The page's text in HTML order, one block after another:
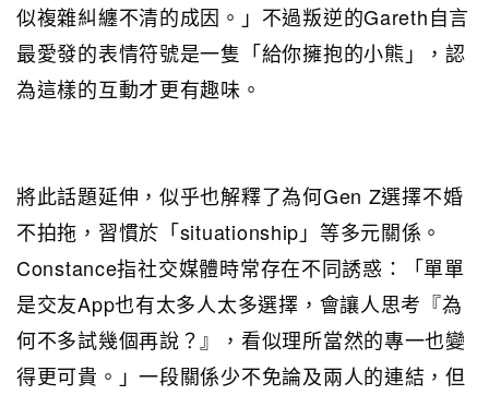
似複雜糾纏不清的成因。」不過叛逆的Gareth自言
最愛發的表情符號是一隻「給你擁抱的小熊」，認
為這樣的互動才更有趣味。
將此話題延伸，似乎也解釋了為何Gen Z選擇不婚
不拍拖，習慣於「situationship」等多元關係。
Constance指社交媒體時常存在不同誘惑：「單單
是交友App也有太多人太多選擇，會讓人思考『為
何不多試幾個再說？』，看似理所當然的專一也變
得更可貴。」一段關係少不免論及兩人的連結，但